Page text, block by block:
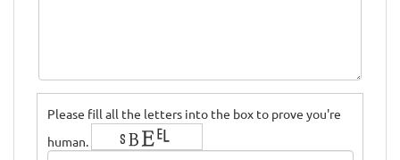
Please fill all the letters into the box to prove you're
human.